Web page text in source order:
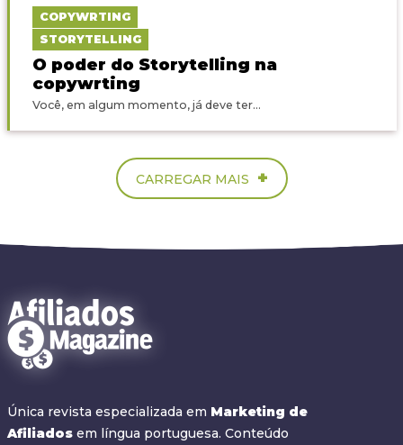
COPYWRTING
STORYTELLING
O poder do Storytelling na
copywrting
Você, em algum momento, já deve ter...
CARREGAR MAIS +
Única revista especializada em Marketing de
Afiliados em língua portuguesa. Conteúdo